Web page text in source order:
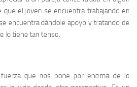
que el joven se encuentra trabajando en
encuentra dándole apoyo y tratando de
lo tiene tan tenso.
que nos pone por encima de lo